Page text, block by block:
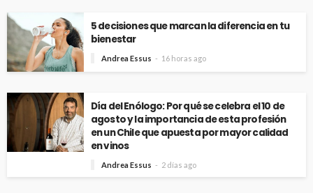
5 decisiones que marcan la diferencia en tu
bienestar
Andrea Essus 16 horas ago
Día del Enólogo: Por qué se celebra el 10 de
agosto y la importancia de esta profesión
en un Chile que apuesta por mayor calidad
en vinos
Andrea Essus 2 días ago